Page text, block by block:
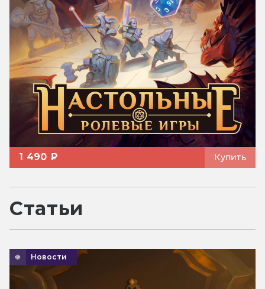
1 490 ₽ Купить
Статьи
Новости